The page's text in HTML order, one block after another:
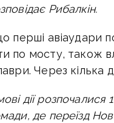
Рибалкін.
перші авіаудари
по мосту, також
. Через кілька
дії розпочалися
де переїзд